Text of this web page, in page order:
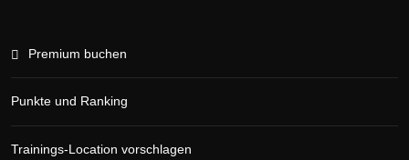
Premium buchen
Punkte und Ranking
Trainings-Location vorschlagen